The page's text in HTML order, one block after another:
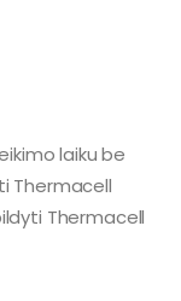
laiku be
Thermacell
Thermacell